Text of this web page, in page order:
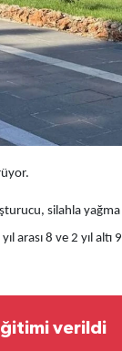
silahla yağma
arası 8 ve 2 yıl altı 9
verildi